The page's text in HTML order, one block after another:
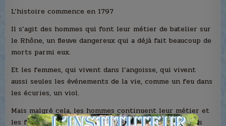
L’histoire commence en 1797
Il s’agit des hommes qui font leur métier de batelier sur
le Rhône, un fleuve dangereux qui a déjà fait beaucoup de
morts parmi eux.
Et les femmes, qui vivent dans l’angoisse, qui vivent
aussi seules les événements de la vie, comme un feu dans
les écuries, un viol.
Mais malgré cela, les hommes continuent leur métier et
les femmes continue à s’angoisser, comme les femmes